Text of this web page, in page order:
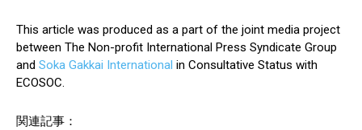
This article was produced as a part of the joint media project
between The Non-profit International Press Syndicate Group
and Soka Gakkai International in Consultative Status with
ECOSOC.
関連記事：